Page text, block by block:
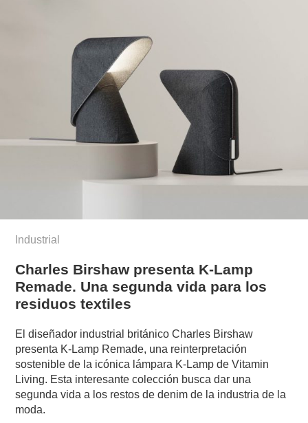
Industrial
Charles Birshaw presenta K-Lamp
Remade. Una segunda vida para los
residuos textiles
El diseñador industrial británico Charles Birshaw
presenta K-Lamp Remade, una reinterpretación
sostenible de la icónica lámpara K-Lamp de Vitamin
Living. Esta interesante colección busca dar una
segunda vida a los restos de denim de la industria de la
moda.